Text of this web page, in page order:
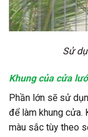
Sử
Khung của cửa
Phần lớn sẽ sử
để làm khung
màu sắc tùy theo